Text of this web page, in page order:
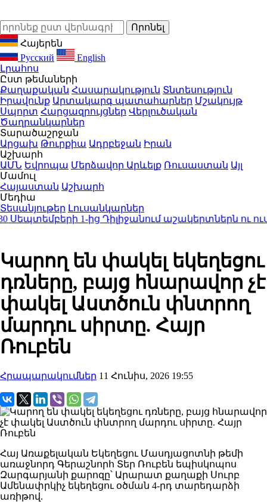
Հայերեն
Русский
English
Լրահոս
Ըստ թեմաների
Քաղաքական Հասարակություն Տնտեսություն
Իրավունք Արտակարգ պատահարներ Մշակույթ
Սպորտ Հարցազրույցներ Վերլուծական
Ծաղրանկարներ
Տարածաշրջան
Արցախ Թուրքիա Ադրբեջան Իրան
Աշխարհ
ԱՄՆ Եվրոպա Մերձավոր Արևելք Ռուսաստան Այլ
Մամուլ
Հայաստան Աշխարհ
Մեդիա
Տեսանյութեր Լուսանկարներ
1-ից Դիլիջանում աշակերտներն ու
Կարող են փակել եկեղեցու
դռները, բայց հնարավոր չէ
փակել Աստծուն փնտրող
մարդու սիրտը. Հայր
Ռուբեն
Հրապարակումներ 11 Հունիս, 2026 19:55
Հայ Առաքելական Եկեղեցու Մասդյացոտնի թեմի
առաջնորդ Գերաշնորհ Տեր Ռուբեն եպիսկոպոս
Զարգարյանի քարոզը՝ Արարատ քաղաքի Սուրբ
Ամենափրկիչ եկեղեցու օծման 4-րդ տարեդարձի
առիթով.